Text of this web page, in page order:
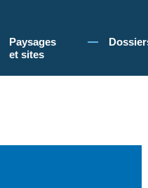
de cookies pour vous
Paysages
et sites